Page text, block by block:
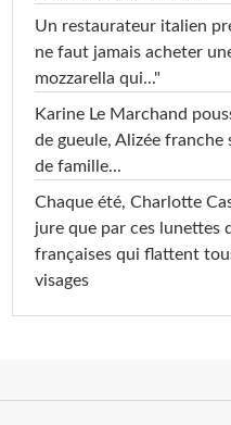
Un restaurateur italien
ne faut jamais acheter
mozzarella qui..."
Karine Le Marchand
de gueule, Alizée franche
de famille...
Chaque été, Charlotte
jure que par ces lunettes
françaises qui flattent
visages